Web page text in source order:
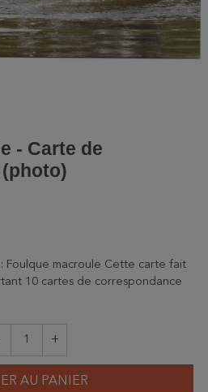
- Carte de
Foulque macroule Cette carte fait
10 cartes de correspondance
+
AU PANIER